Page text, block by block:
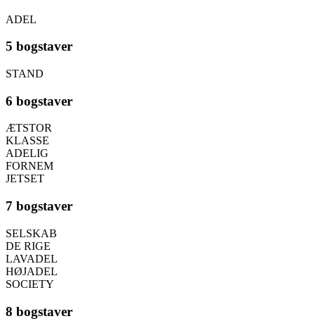
ADEL
5 bogstaver
STAND
6 bogstaver
ÆTSTOR
KLASSE
ADELIG
FORNEM
JETSET
7 bogstaver
SELSKAB
DE RIGE
LAVADEL
HØJADEL
SOCIETY
8 bogstaver